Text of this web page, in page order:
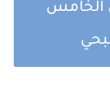
الخامس